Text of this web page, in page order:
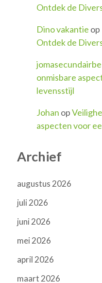
Ontdek de
Dino vakantie op
Ontdek de
jomasecundairbe
onmisbare
levensstijl
Johan op
aspecten voor
Archief
augustus 2026
juli 2026
juni 2026
mei 2026
april 2026
maart 2026